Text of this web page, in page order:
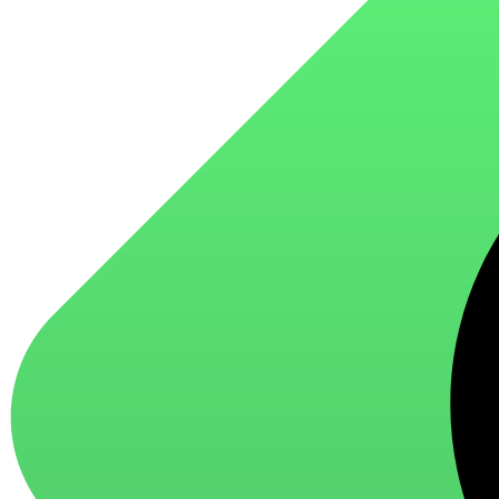
для ароматизации и нейтрализации запахов
для стирки и ухода за тканями
для ковров и текстильных изделий
специализированные чистящие средства
универсальные чистящие средства
дезинфицирующие средства
Автохимия и автокосметика
автоэмали
аэрозольные смазки